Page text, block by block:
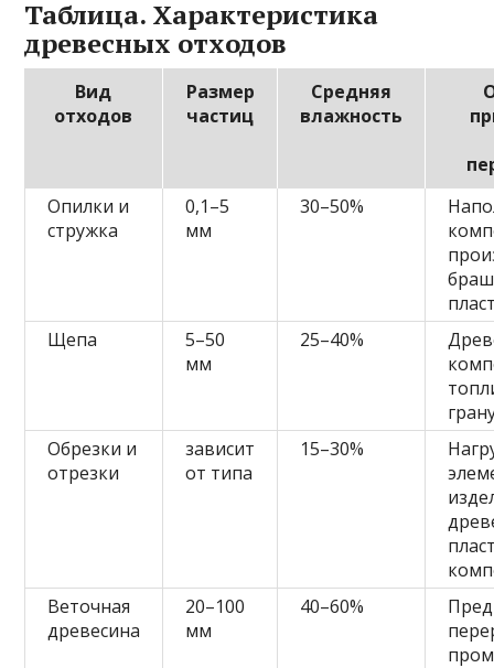
Таблица. Характеристика
древесных отходов
Вид
отходов
Размер
частиц
Средняя
влажность
Опилки и
стружка
0,1–5
мм
30–50%
Щепа
5–50
мм
25–40%
Обрезки и
отрезки
зависит
от типа
15–30%
Веточная
древесина
20–100
мм
40–60%